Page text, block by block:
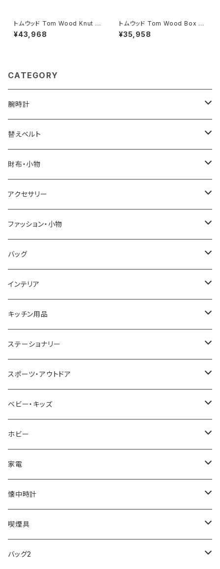
トムウッド Tom Wood Knut R
ing リング 100572-54 シルバ
ー
¥43,968
トムウッド Tom Wood Box Br
acelet ブレスレット 100066-
65 シルバー
¥35,958
CATEGORY
腕時計
ELGIN
SALVATORE MARRA
CASIO
GRANDEUR
COGU
GAGA MILANO
CACTUS
TIMEX
NIXON
AVALANCHE
ORIENT
ZEPPELIN
SKAGEN
FOOTBALL WATCHES
ARCA FUTURA
替えベルト
COACH
DANIEL WELLINGTON
LACOSTE
DIESEL
MICHAEL KORS
NO BRAND
財布・小物
SONNE
DUCT
TRANSNUMBER
SAAMA HOMME
ARNOLD PALMER
MICHAEL KORS
DIESEL
ALV
Merge
ETTINGER
COACH
BVLGARI
VANQUISH
アクセサリー
GUCCI
TIFFANY&CO
FOLLI FOLLIE
POLICE
PAUL HEWITT
22designstudio
BOTTEGA VENETA
EMPORIO ARMANI
CALVIN KLEIN
DANIEL WELLINGTON
SWAROVSKI
VIVIENNE WESTWOOD
ファッション・小物
DAKS
栃木レザー
NIKE
DUNHILL
NEWYORKER
OROBIANCO
Ellese
COLEMAN
MONTBLANC
Fashion Accessory Cllection
ISLAND
バッグ
MANHATTAN PORTAGE
United HOMME
RODANIA
BEAMZSQUARE
BLAZER CLUB
ANDY HAWARD
G GUSTO
GULLWING
LESPORTSAC
PRADA
インテリア
CRYSTOCRAFT
SEIKO
CITIZEN
BRAUN
RHYTHM
BLOSSOM
MONDAINE
MAWA
その他
キッチン用品
I'mD
Helios
VALENTINO VISCANI
ステーショナリー
LAMY
WATERMAN
PARKER
PELIKAN
CROSS
MONTBLANC
SWAROVSKI
スポーツ・アウトドア
Trangia
Barebones
FEUERHAND
CASIO
ベビー・キッズ
ふわりぃ
ERGO BABY
ホビー
その他
AMOS
OMMIX
COACH
家電
CREATE
TORAY
OMRON
懐中時計
MONDAINE
喫煙具
ZIPPO
バッグ2